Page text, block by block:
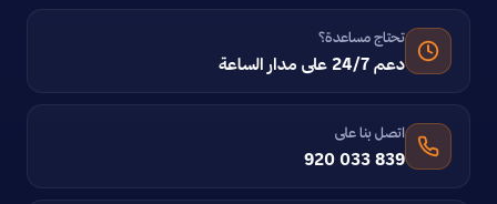
تحتاج مساعدة؟
دعم 24/7 على مدار الساعة
اتصل بنا على
920 033 839